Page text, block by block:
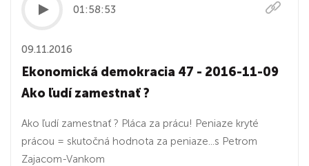
01:58:53
09.11.2016
Ekonomická demokracia 47 - 2016-11-09
Ako ľudí zamestnať ?
Ako ľudí zamestnať ? Pláca za prácu! Peniaze kryté
prácou = skutočná hodnota za peniaze...s Petrom
Zajacom-Vankom